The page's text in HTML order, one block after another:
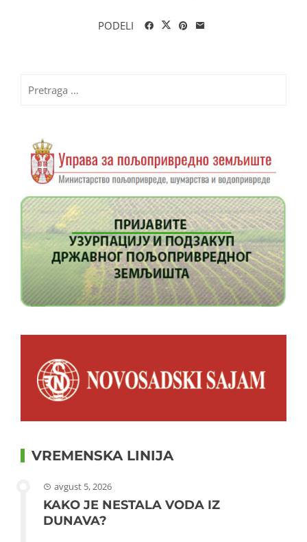
PODELI
za:
VREMENSKA LINIJA
avgust 5, 2026
KAKO JE NESTALA VODA IZ
DUNAVA?